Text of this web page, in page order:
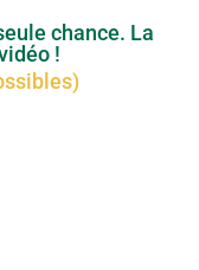
chance. La
!